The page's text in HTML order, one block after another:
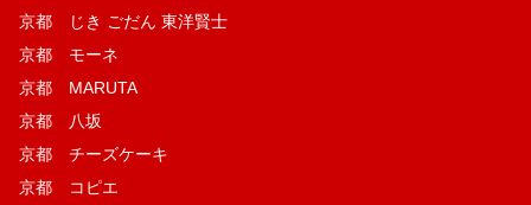
京都 じき ごだん 東洋賢士
京都 モーネ
京都 MARUTA
京都 八坂
京都 チーズケーキ
京都 コピエ